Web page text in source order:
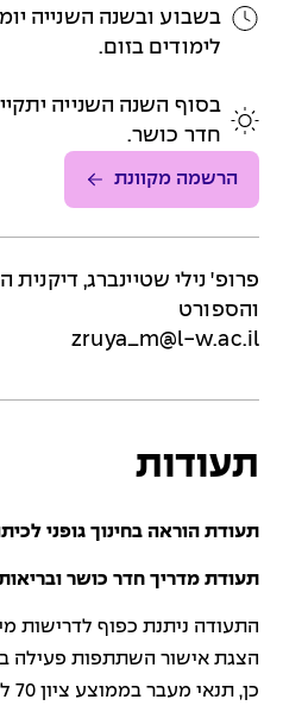
בשבוע ובשנה השנייה
לימודים בזום.
בסוף השנה השנייה
חדר כושר.
הרשמה מקוונת
פרופ' נילי שטיינברג,
והספורט
zruya_m@l-w.ac.il
תעודות
תעודת הוראה בחינוך גופני
תעודת מדריך חדר כושר
התעודה ניתנת כפוף לדרישות
הצגת אישור השתתפות פעילה